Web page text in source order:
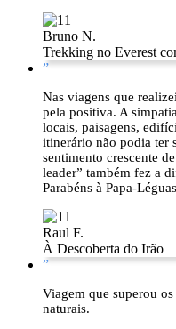
Bruno N.
Trekking no Everest
”
Nas viagens que
pela positiva. A
locais, paisagens,
itinerário não podia ter
sentimento crescente
leader” também fez a
Parabéns à Papa-
Raul F.
À Descoberta do Irão
”
Viagem que superou
naturais.